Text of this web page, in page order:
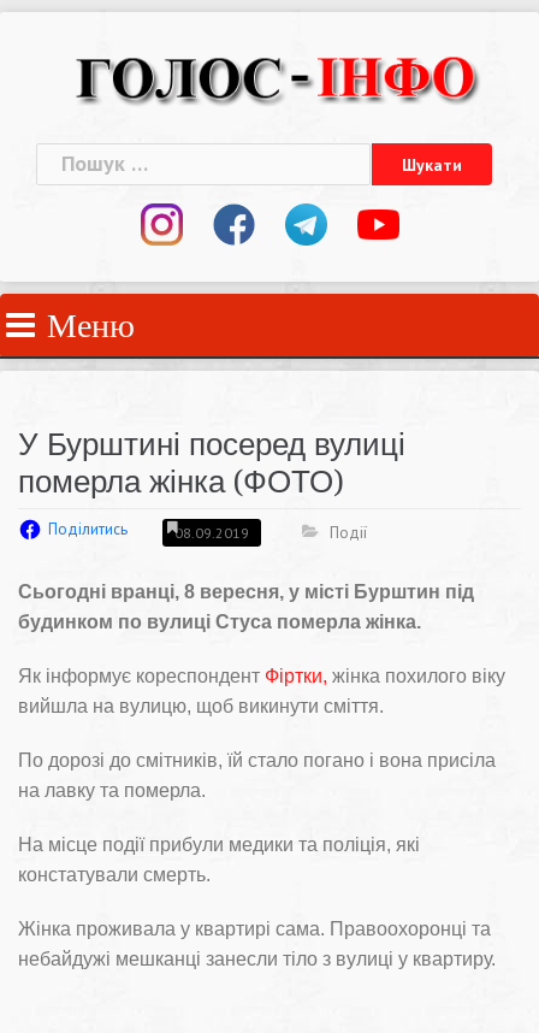
Пошук:
Меню
У Бурштині посеред вулиці
померла жінка (ФОТО)
Поділитись 08.09.2019 Події
Сьогодні вранці, 8 вересня, у місті Бурштин під
будинком по вулиці Стуса померла жінка.
Як інформує кореспондент Фіртки, жінка похилого віку
вийшла на вулицю, щоб викинути сміття.
По дорозі до смітників, їй стало погано і вона присіла
на лавку та померла.
На місце події прибули медики та поліція, які
констатували смерть.
Жінка проживала у квартирі сама. Правоохоронці та
небайдужі мешканці занесли тіло з вулиці у квартиру.